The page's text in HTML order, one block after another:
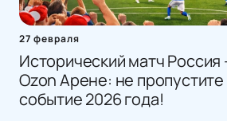
27 февраля
Исторический матч Россия
Ozon Арене: не
событие 2026 года!